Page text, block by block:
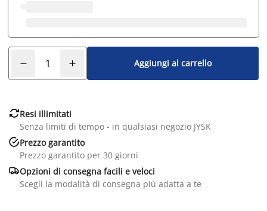
Aggiungi al carrello
Resi illimitati
Senza limiti di tempo - in qualsiasi negozio JYSK
Prezzo garantito
Prezzo garantito per 30 giorni
Opzioni di consegna facili e veloci
Scegli la modalità di consegna più adatta a te